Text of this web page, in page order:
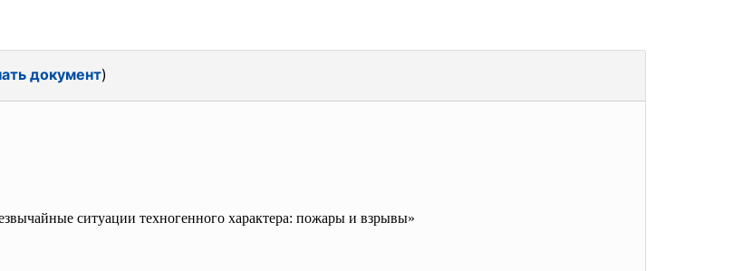
документ)
ситуации техногенного характера: пожары и взрывы»